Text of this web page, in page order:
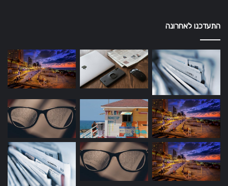
התעדכנו לאחרונה